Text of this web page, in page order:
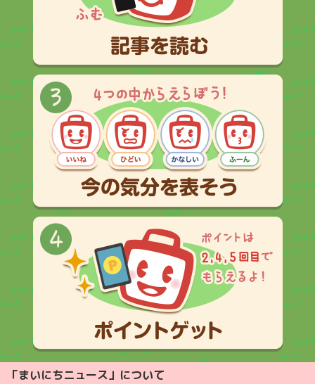
「まいにちニュース」について